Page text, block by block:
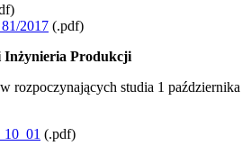
2017 (.pdf)
Inżynieria Produkcji
rozpoczynających studia 1 października
(.pdf)